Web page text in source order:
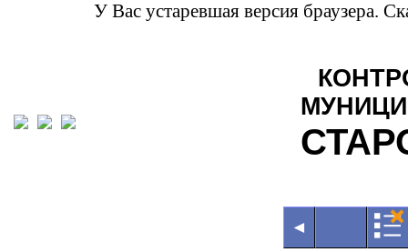
У Вас устаревшая версия браузера.
◄